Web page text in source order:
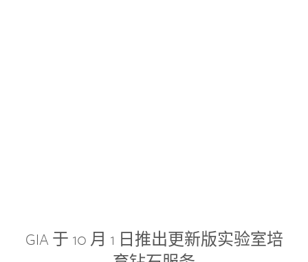
GIA 于 10 月 1 日推出更新版实验室培